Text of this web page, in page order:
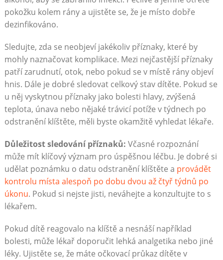
pokožku kolem rány a ujistěte se, že je místo dobře
dezinfikováno.
Sledujte, zda se neobjeví jakékoliv příznaky, které by
mohly naznačovat komplikace. Mezi nejčastější příznaky
patří zarudnutí, otok, nebo pokud se v místě rány objeví
hnis. Dále je dobré sledovat celkový stav dítěte. Pokud se
u něj vyskytnou příznaky jako bolesti hlavy, zvýšená
teplota, únava nebo nějaké trávicí potíže v týdnech po
odstranění klíštěte, měli byste okamžitě vyhledat lékaře.
Důležitost sledování příznaků: Včasné rozpoznání
může mít klíčový význam pro úspěšnou léčbu. Je dobré si
udělat poznámku o datu odstranění klíštěte a provádět
kontrolu místa alespoň po dobu dvou až čtyř týdnů po
úkonu. Pokud si nejste jisti, neváhejte a konzultujte to s
lékařem.
Pokud dítě reagovalo na klíště a nesnáší například
bolesti, může lékař doporučit lehká analgetika nebo jiné
léky. Ujistěte se, že máte očkovací průkaz dítěte v